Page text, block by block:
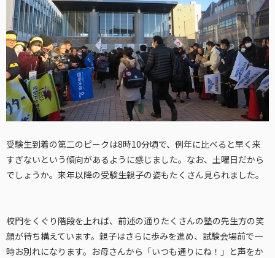
受験生到着の第二のピークは8時10分頃で、例年に比べると早く来
すぎないという傾向があるように感じました。なお、土曜日だから
でしょうか。来年以降の受験生親子の姿もたくさん見られました。
校門をくぐり階段を上れば、前述の通りたくさんの塾の先生方の笑
顔が待ち構えています。親子はさらに歩みを進め、試験会場前で一
時お別れになります。お母さんから「いつも通りにね！」と声をか